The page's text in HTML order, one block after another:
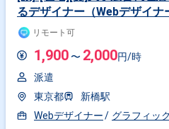
るデザイナー（Webデザイナ
ー）リモート可
1,900 〜 2,000円/時
派遣
東京都
新橋駅
Webデザイナー
グラフィッ